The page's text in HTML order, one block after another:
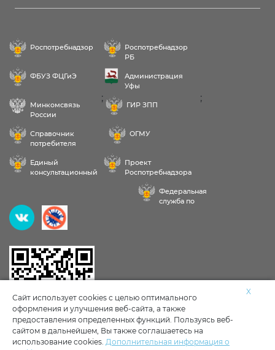
Здравствуйте! Пожалуйста,
выберите услугу:
Исследования воды, продуктов, почвы
Личные мед книжки Клещи
Тараканы, мыши в доме Другое
Роспотребнадзор
Роспотребнадзор
РБ
ФБУЗ ФЦГиЭ
Администрация
Уфы
Минкомсвязь
России
;
ГИР ЗПП
;
Справочник
потребителя
ОГМУ
Единый
консультационный
Проект
Роспотребнадзора
РФ «Здоровое
питание» Федеральная
служба по
Политика обработки и
X
Сайт использует cookies с целью оптимального
оформления и улучшения веб-сайта, а также
предоставления определенных функций. Пользуясь веб-
сайтом в дальнейшем, Вы также соглашаетесь на
использование cookies. Дополнительная информация о